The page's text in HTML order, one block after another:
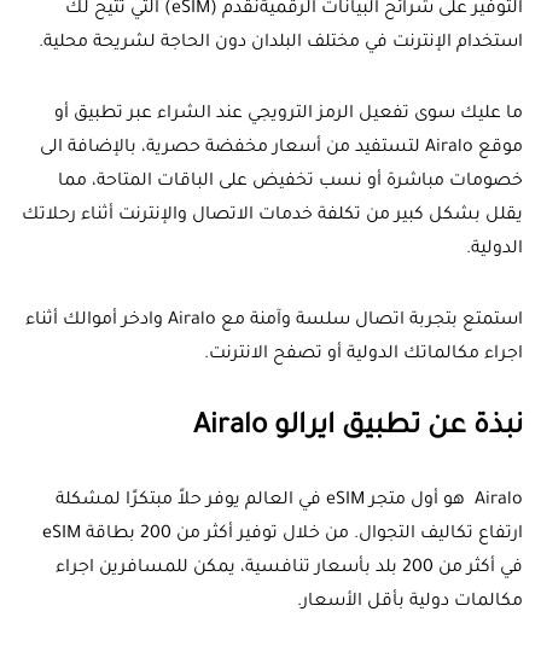
التوفير على شرائح البيانات الرقميةنقدم (eSIM) التي تتيح لك
استخدام الإنترنت في مختلف البلدان دون الحاجة لشريحة محلية.
ما عليك سوى تفعيل الرمز الترويجي عند الشراء عبر تطبيق أو
موقع Airalo لتستفيد من أسعار مخفضة حصرية، بالإضافة الى
خصومات مباشرة أو نسب تخفيض على الباقات المتاحة، مما
يقلل بشكل كبير من تكلفة خدمات الاتصال والإنترنت أثناء رحلاتك
الدولية.
استمتع بتجربة اتصال سلسة وآمنة مع Airalo وادخر أموالك أثناء
اجراء مكالماتك الدولية أو تصفح الانترنت.
نبذة عن تطبيق ايرالو Airalo
Airalo هو أول متجر eSIM في العالم يوفر حلاً مبتكرًا لمشكلة
ارتفاع تكاليف التجوال. من خلال توفير أكثر من 200 بطاقة eSIM
في أكثر من 200 بلد بأسعار تنافسية، يمكن للمسافرين اجراء
مكالمات دولية بأقل الأسعار.